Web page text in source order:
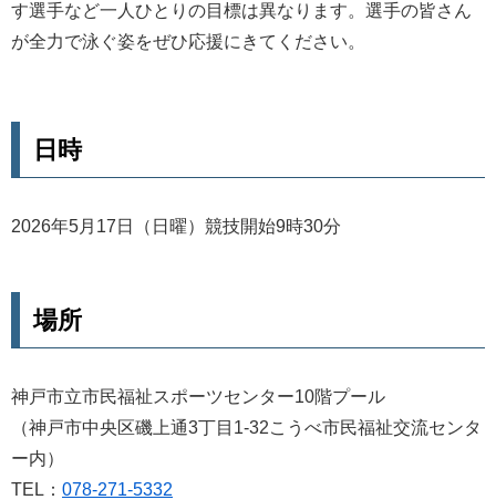
す選手など一人ひとりの目標は異なります。選手の皆さん
が全力で泳ぐ姿をぜひ応援にきてください。
日時
2026年5月17日（日曜）競技開始9時30分
場所
神戸市立市民福祉スポーツセンター10階プール
（神戸市中央区磯上通3丁目1-32こうべ市民福祉交流センタ
ー内）
TEL： 078-271-5332